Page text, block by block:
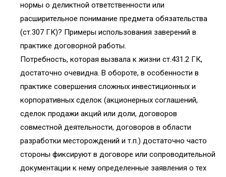
нормы о деликтной ответственности или
расширительное понимание предмета обязательства
(ст.307 ГК)? Примеры использования заверений в
практике договорной работы.
Потребность, которая вызвала к жизни ст.431.2 ГК,
достаточно очевидна. В обороте, в особенности в
практике совершения сложных инвестиционных и
корпоративных сделок (акционерных соглашений,
сделок продажи акций или доли, договоров
совместной деятельности, договоров в области
разработки месторождений и т.п.) достаточно часто
стороны фиксируют в договоре или сопроводительной
документации к нему определенные заявления о тех